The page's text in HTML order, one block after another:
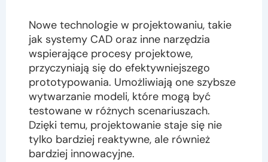
Nowe technologie w projektowaniu, takie
jak systemy CAD oraz inne narzędzia
wspierające procesy projektowe,
przyczyniają się do efektywniejszego
prototypowania. Umożliwiają one szybsze
wytwarzanie modeli, które mogą być
testowane w różnych scenariuszach.
Dzięki temu, projektowanie staje się nie
tylko bardziej reaktywne, ale również
bardziej innowacyjne.